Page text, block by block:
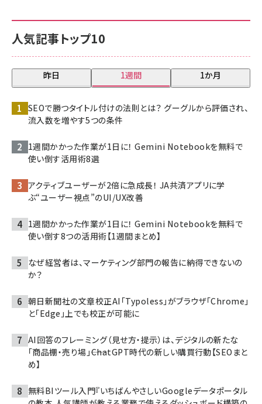
人気記事トップ10
昨日 1週間 1か月
SEOで勝つタイトル付けの法則とは？ グーグルから評価され、
流入数を増やす5つの条件
1週間かかった作業が1日に！ Gemini Notebookを無料で
使い倒す活用術8選
アクティブユーザーが2倍に急成長！ JA共済アプリに学
ぶ“ユーザー視点”のUI/UX改善
1週間かかった作業が1日に！ Gemini Notebookを無料で
使い倒す8つの活用術【1週間まとめ】
なぜ経営者は、マーケティング部門の報告に納得できないの
か？
朝日新聞社の文章校正AI「Typoless」がブラウザ「Chrome」
と「Edge」上でも校正が可能に
AI回答のフレーミング（見せ方・提示）は、デジタルの新たな
「商品棚・売り場」――ChatGPT時代の新しい購買行動【SEOまと
め】
無料BIツール入門『いちばんやさしいGoogleデータポータル